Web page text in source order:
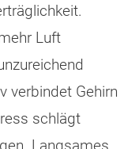
Luft
verbindet Gehirn
schlägt
Langsames